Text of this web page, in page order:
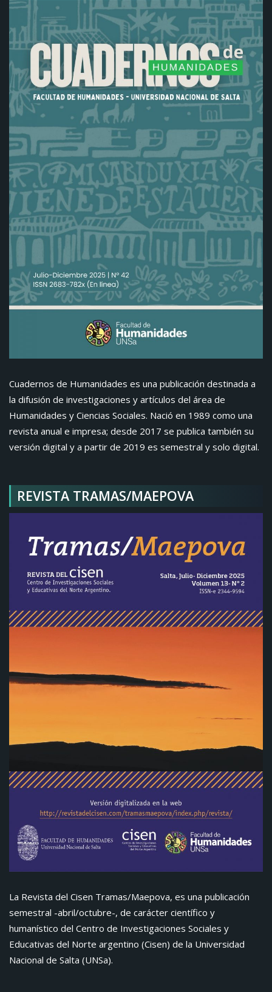
Cuadernos de Humanidades es una publicación destinada a
la difusión de investigaciones y artículos del área de
Humanidades y Ciencias Sociales. Nació en 1989 como una
revista anual e impresa; desde 2017 se publica también su
versión digital y a partir de 2019 es semestral y solo digital.
REVISTA TRAMAS/MAEPOVA
La Revista del Cisen Tramas/Maepova, es una publicación
semestral -abril/octubre-, de carácter científico y
humanístico del Centro de Investigaciones Sociales y
Educativas del Norte argentino (Cisen) de la Universidad
Nacional de Salta (UNSa).